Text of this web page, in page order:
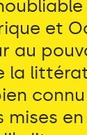
et
au
la
mises